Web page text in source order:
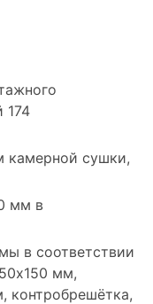
174
камерной сушки,
мм в
в соответствии
мм,
контробрешётка,